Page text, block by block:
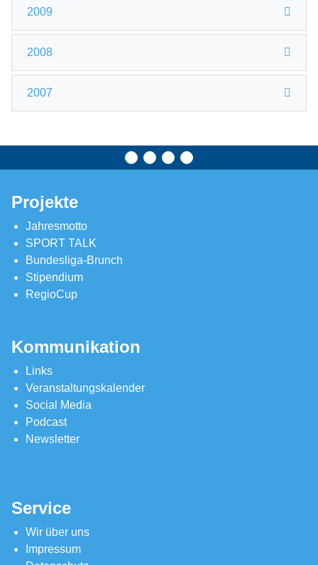
2009
2008
2007
Projekte
Jahresmotto
SPORT TALK
Bundesliga-Brunch
Stipendium
RegioCup
Kommunikation
Links
Veranstaltungskalender
Social Media
Podcast
Newsletter
Service
Wir über uns
Impressum